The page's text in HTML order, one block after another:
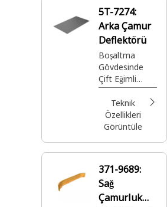
5T-7274:
Arka Çamur
Deflektörü
Boşaltma
Gövdesinde
Çift Eğimli
Kamyon
Gövdesi
Montajı İçin
Cat® 6,4 mm
Arka Yan
Deflektörü
Teknik
Özellikleri
Görüntüle
371-9689:
Sağ
Çamurluk